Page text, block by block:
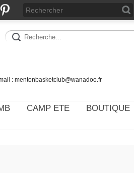
: mentonbasketclub@wanadoo.fr
CAMP ETE
BOUTIQUE